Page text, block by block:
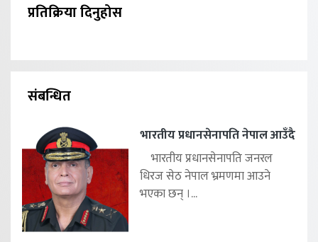
प्रतिक्रिया दिनुहोस
संबन्धित
भारतीय प्रधानसेनापति नेपाल आउँदै
भारतीय प्रधानसेनापति जनरल
धिरज सेठ नेपाल भ्रमणमा आउने
भएका छन् ।...